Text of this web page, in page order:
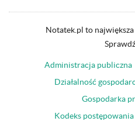
Notatek.pl to największa
Administracja publiczna
Działalność
Gospodarka
Kodeks